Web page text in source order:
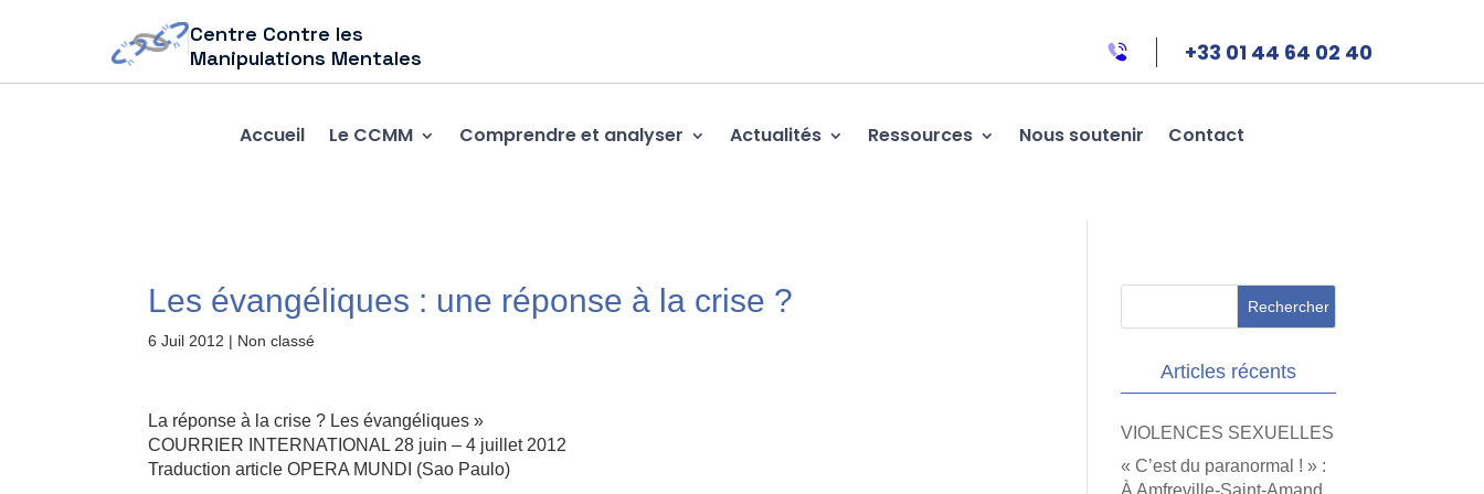
Centre Contre les
Manipulations Mentales
+33 01 44 64 02 40
Accueil Le CCMM Comprendre et analyser Actualités Ressources Nous soutenir Contact
Les évangéliques : une réponse à la crise ?
6 Juil 2012 | Non classé
La réponse à la crise ? Les évangéliques »
COURRIER INTERNATIONAL 28 juin – 4 juillet 2012
Traduction article OPERA MUNDI (Sao Paulo)
Articles récents
VIOLENCES SEXUELLES
« C’est du paranormal ! » :
À Amfreville-Saint-Amand,